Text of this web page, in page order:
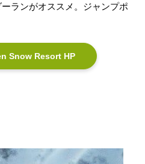
ランがオススメ。ジャンプポ
Snow Resort HP